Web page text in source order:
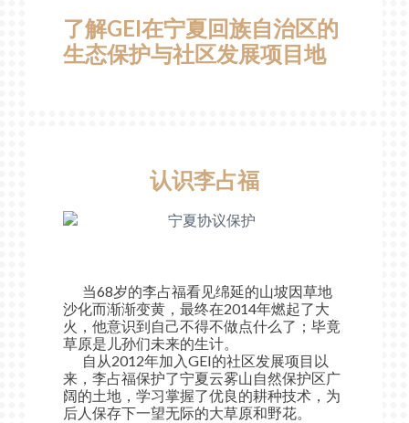
了解GEI在宁夏回族自治区的
生态保护与社区发展项目地
认识李占福
当68岁的李占福看见绵延的山坡因草地
沙化而渐渐变黄，最终在2014年燃起了大
火，他意识到自己不得不做点什么了；毕竟
草原是儿孙们未来的生计。
自从2012年加入GEI的社区发展项目以
来，李占福保护了宁夏云雾山自然保护区广
阔的土地，学习掌握了优良的耕种技术，为
后人保存下一望无际的大草原和野花。